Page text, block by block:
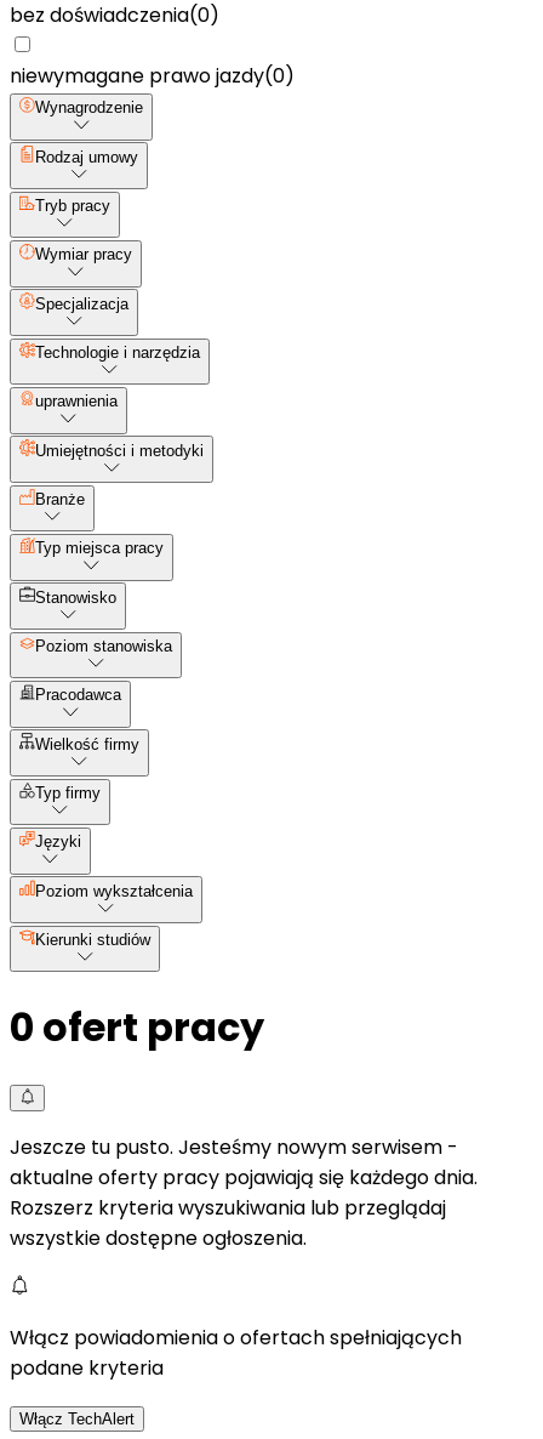
bez doświadczenia(0)
niewymagane prawo jazdy(0)
Wynagrodzenie
Rodzaj umowy
Tryb pracy
Wymiar pracy
Specjalizacja
Technologie i narzędzia
uprawnienia
Umiejętności i metodyki
Branże
Typ miejsca pracy
Stanowisko
Poziom stanowiska
Pracodawca
Wielkość firmy
Typ firmy
Języki
Poziom wykształcenia
Kierunki studiów
0 ofert pracy
Jeszcze tu pusto. Jesteśmy nowym serwisem -
aktualne oferty pracy pojawiają się każdego dnia.
Rozszerz kryteria wyszukiwania lub przeglądaj
wszystkie dostępne ogłoszenia.
Włącz powiadomienia o ofertach spełniających
podane kryteria
Włącz TechAlert